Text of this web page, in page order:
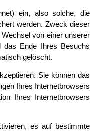
ein, also solche, die
werden. Zweck dieser
von einer unserer
das Ende Ihres Besuchs
gelöscht.
Sie können das
Ihres Internetbrowsers
Ihres Internetbrowsers
es auf bestimmte